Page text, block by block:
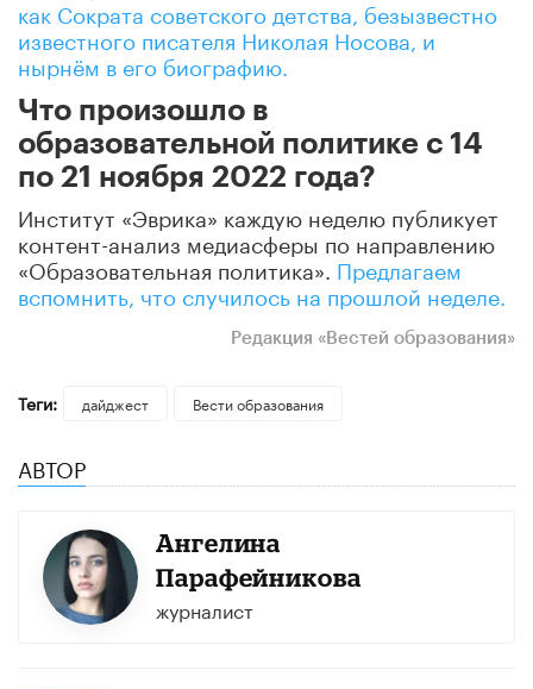
как Сократа советского детства, безызвестно
известного писателя Николая Носова, и
нырнём в его биографию.
Что произошло в
образовательной политике с 14
по 21 ноября 2022 года?
Институт «Эврика» каждую неделю публикует
контент-анализ медиасферы по направлению
«Образовательная политика». Предлагаем
вспомнить, что случилось на прошлой неделе.
Редакция «Вестей образования»
Теги: дайджест Вести образования
АВТОР
Ангелина
Парафейникова
журналист